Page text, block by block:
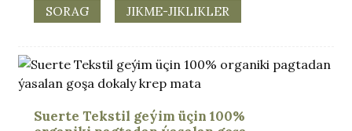
SORAG JIKME-JIKLIKLER
Suerte Tekstil geýim üçin 100%